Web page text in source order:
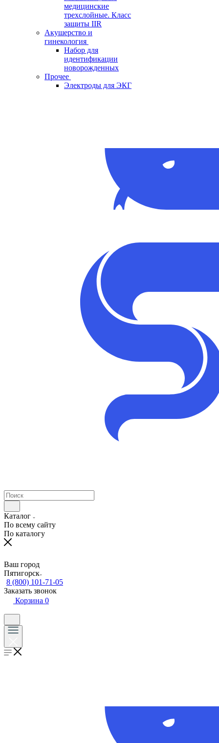
медицинские
трехслойные. Класс
защиты IIR
Акушерство и
гинекология
Набор для
идентификации
новорожденных
Прочее
Электроды для ЭКГ
Каталог
По всему сайту
По каталогу
Ваш город
Пятигорск
8 (800) 101-71-05
Заказать звонок
Корзина 0